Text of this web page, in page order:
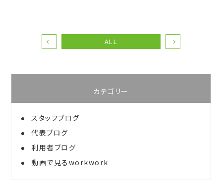
ALL
カテゴリー
スタッフブログ
代表ブログ
利用者ブログ
動画で見るworkwork